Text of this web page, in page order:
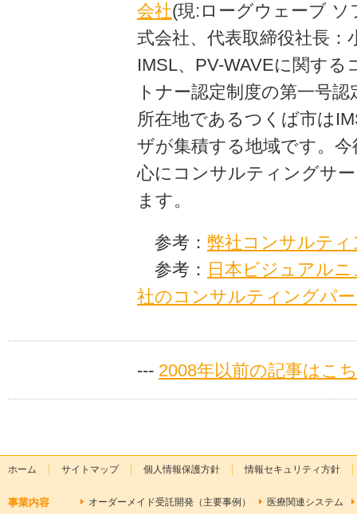
会社(現:ローグウェーブ
式会社、代表取締役社長：
IMSL、PV-WAVEに関す
トナー認定制度の第一号
所在地であるつくば市は
ザが集積する地域です。
心にコンサルティングサ
ます。
参考： 弊社コンサルテ
参考： 日本ビジュアル
社のコンサルティングパ
--- 2008年以前の記事はこ
ホーム サイトマップ 個人情報保護方針 情報セキュリティ方針
事業内容 オーダーメイド受託開発（主要事例） 医療関連システム